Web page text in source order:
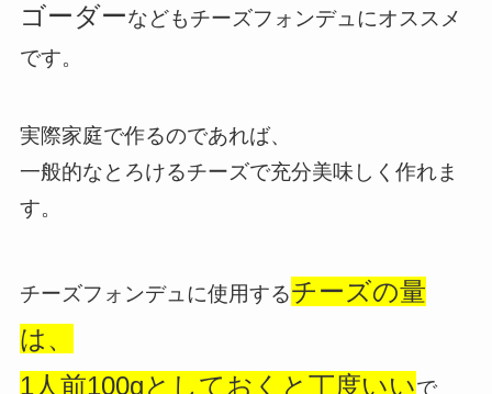
ゴーダーなどもチーズフォンデュにオススメ
です。
実際家庭で作るのであれば、
一般的なとろけるチーズで充分美味しく作れま
す。
チーズフォンデュに使用するチーズの量
は、
1人前100gとしておくと丁度いいで